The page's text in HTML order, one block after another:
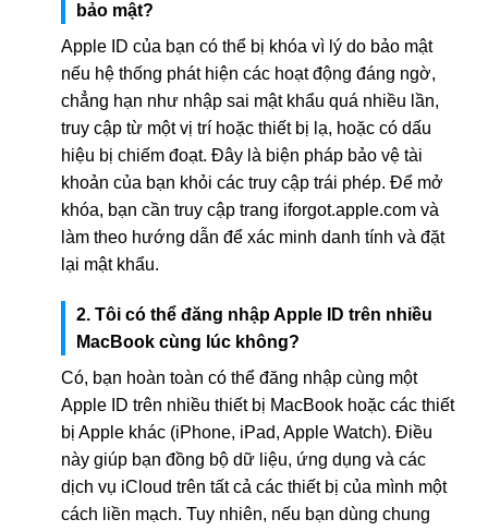
bảo mật?
Apple ID của bạn có thể bị khóa vì lý do bảo mật
nếu hệ thống phát hiện các hoạt động đáng ngờ,
chẳng hạn như nhập sai mật khẩu quá nhiều lần,
truy cập từ một vị trí hoặc thiết bị lạ, hoặc có dấu
hiệu bị chiếm đoạt. Đây là biện pháp bảo vệ tài
khoản của bạn khỏi các truy cập trái phép. Để mở
khóa, bạn cần truy cập trang iforgot.apple.com và
làm theo hướng dẫn để xác minh danh tính và đặt
lại mật khẩu.
2. Tôi có thể đăng nhập Apple ID trên nhiều
MacBook cùng lúc không?
Có, bạn hoàn toàn có thể đăng nhập cùng một
Apple ID trên nhiều thiết bị MacBook hoặc các thiết
bị Apple khác (iPhone, iPad, Apple Watch). Điều
này giúp bạn đồng bộ dữ liệu, ứng dụng và các
dịch vụ iCloud trên tất cả các thiết bị của mình một
cách liền mạch. Tuy nhiên, nếu bạn dùng chung